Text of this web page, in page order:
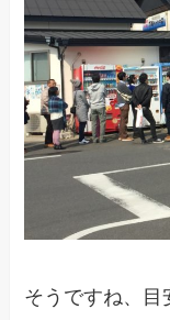
そうですね、目